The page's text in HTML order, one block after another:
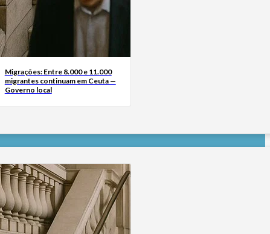
Migrações: Entre 8.000 e 11.000
migrantes continuam em Ceuta —
Governo local